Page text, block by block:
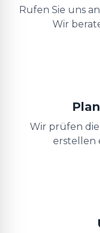
Rufen Sie uns
Wir
Wir prüfen
erstellen